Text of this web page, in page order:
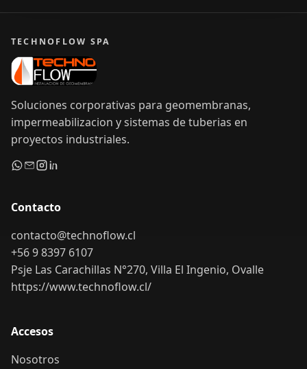
TECHNOFLOW SPA
Soluciones corporativas para geomembranas,
impermeabilizacion y sistemas de tuberias en
proyectos industriales.
Contacto
contacto@technoflow.cl
+56 9 8397 6107
Psje Las Carachillas N°270, Villa El Ingenio, Ovalle
https://www.technoflow.cl/
Accesos
Nosotros